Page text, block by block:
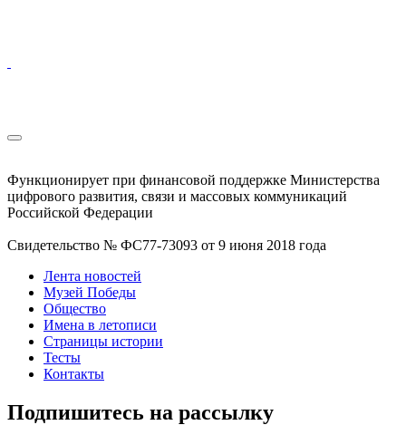
Функционирует при финансовой поддержке Министерства
цифрового развития, связи и массовых коммуникаций
Российской Федерации
Свидетельство № ФС77-73093 от 9 июня 2018 года
Лента новостей
Музей Победы
Общество
Имена в летописи
Страницы истории
Тесты
Контакты
Подпишитесь на рассылку